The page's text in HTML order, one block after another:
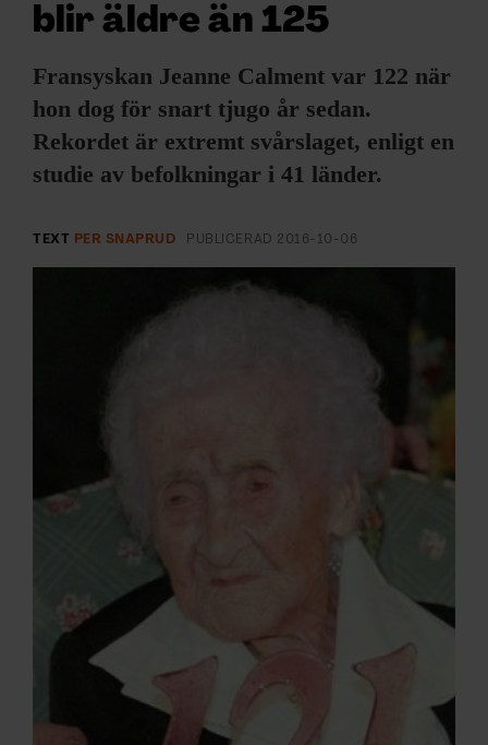
ARKIV & E-TIDNING
LYSSNA/PODD
SKRIV I F&F
blir äldre än 125
Fransyskan Jeanne Calment var 122 när
hon dog för snart tjugo år sedan.
Rekordet är extremt svårslaget, enligt en
studie av befolkningar i 41 länder.
TEXT PER SNAPRUD PUBLICERAD 2016-10-06